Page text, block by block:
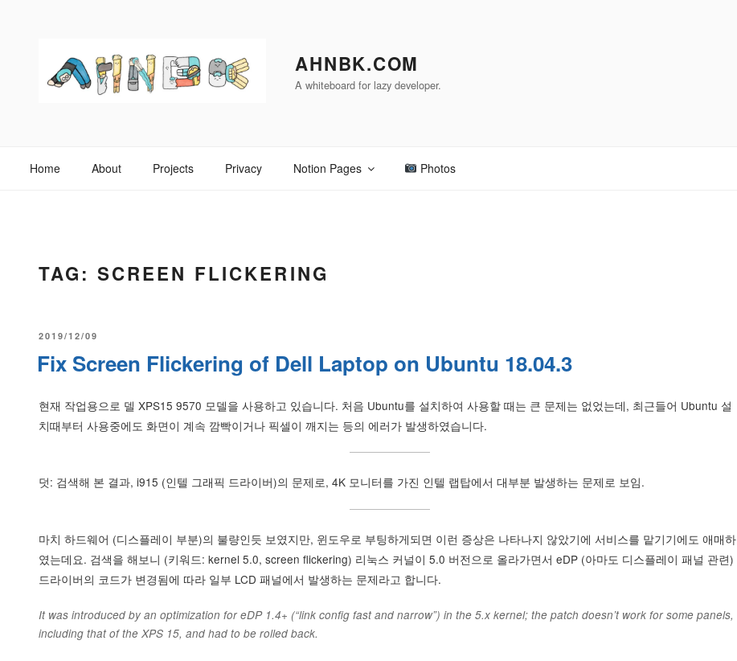
AHNBK.COM
A whiteboard for lazy developer.
Home About Projects Privacy Notion Pages Photos
TAG: SCREEN FLICKERING
POSTED
ON
2019/12/09
Fix Screen Flickering of Dell Laptop on Ubuntu 18.04.3
현재 작업용으로 델 XPS15 9570 모델을 사용하고 있습니다. 처음 Ubuntu를 설치하여 사용할 때는 큰 문제는 없었는데, 최근들어 Ubuntu 설
치때부터 사용중에도 화면이 계속 깜빡이거나 픽셀이 깨지는 등의 에러가 발생하였습니다.
덧: 검색해 본 결과, i915 (인텔 그래픽 드라이버)의 문제로, 4K 모니터를 가진 인텔 랩탑에서 대부분 발생하는 문제로 보임.
마치 하드웨어 (디스플레이 부분)의 불량인듯 보였지만, 윈도우로 부팅하게되면 이런 증상은 나타나지 않았기에 서비스를 맡기기에도 애매하
였는데요. 검색을 해보니 (키워드: kernel 5.0, screen flickering) 리눅스 커널이 5.0 버전으로 올라가면서 eDP (아마도 디스플레이 패널 관련)
드라이버의 코드가 변경됨에 따라 일부 LCD 패널에서 발생하는 문제라고 합니다.
It was introduced by an optimization for eDP 1.4+ (“link config fast and narrow”) in the 5.x kernel; the patch doesn’t work for some panels,
including that of the XPS 15, and had to be rolled back.